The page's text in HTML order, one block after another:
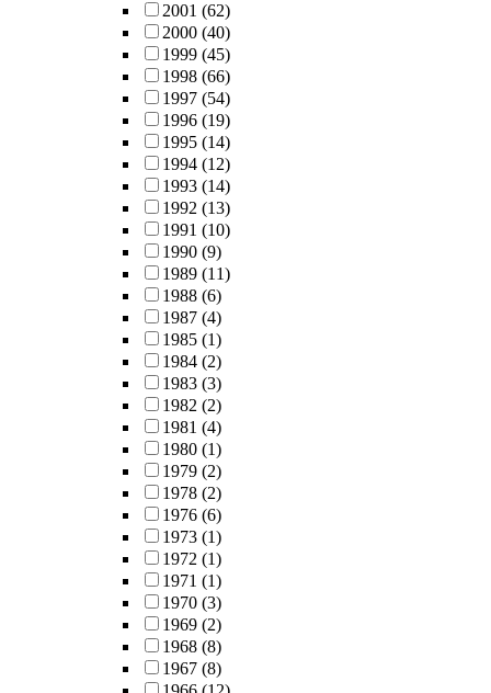
2001 (62)
2000 (40)
1999 (45)
1998 (66)
1997 (54)
1996 (19)
1995 (14)
1994 (12)
1993 (14)
1992 (13)
1991 (10)
1990 (9)
1989 (11)
1988 (6)
1987 (4)
1985 (1)
1984 (2)
1983 (3)
1982 (2)
1981 (4)
1980 (1)
1979 (2)
1978 (2)
1976 (6)
1973 (1)
1972 (1)
1971 (1)
1970 (3)
1969 (2)
1968 (8)
1967 (8)